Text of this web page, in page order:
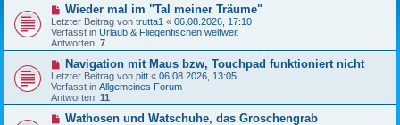
N
e
u
e
r
B
e
i
t
r
a
Wieder mal im "Tal meiner Träume"
Letzter Beitrag von trutta1 « 06.08.2026, 17:10
Verfasst in Urlaub & Fliegenfischen weltweit
Antworten: 7
N
e
u
e
r
B
Navigation mit Maus bzw, Touchpad funktioniert nicht
Letzter Beitrag von pitt « 06.08.2026, 13:05
Verfasst in Allgemeines Forum
Antworten: 11
NWathosen und Watschuhe, das Groschengrab